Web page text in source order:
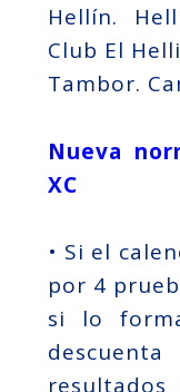
Hellín.
Club El
Tambor.
Nueva
XC
• Si el
por 4
si lo
resultados